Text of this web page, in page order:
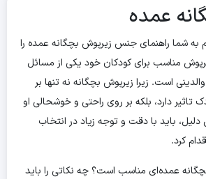
عمده
به شما راهنمای جنس زیرپوش بچگانه عمده را
مناسب برای کودکان خود یکی از مسائل
است. زیرا زیرپوش بچگانه نه تنها بر
دارد، بلکه بر روی راحتی و خوشحالی او
باید با دقت و توجه زیاد در انتخاب
کرد.
عمده‌ای مناسب است؟ چه نکاتی را باید